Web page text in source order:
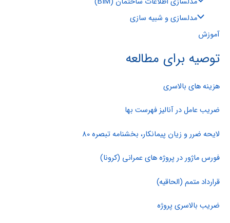
مدلسازی و شبیه سازی
آموزش
توصیه برای مطالعه
هزینه های بالاسری
ضریب عامل در آنالیز فهرست بها
لایحه ضرر و زیان پیمانکار، بخشنامه تبصره 80
فورس ماژور در پروژه های عمرانی (کرونا)
قرارداد متمم (الحاقیه)
ضریب بالاسری پروژه